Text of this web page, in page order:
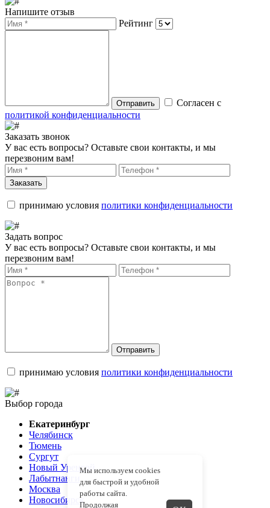
Напишите отзыв
Рейтинг
Отправить
Согласен с
политикой конфиденциальности
Заказать звонок
У вас есть вопросы? Оставьте свои контакты, и мы
перезвоним вам!
Заказать
принимаю условия политики конфиденциальности
Задать вопрос
У вас есть вопросы? Оставьте свои контакты, и мы
перезвоним вам!
Отправить
принимаю условия политики конфиденциальности
Выбор города
Екатеринбург
Челябинск
Тюмень
Сургут
Новый Уренгой
Лабытнанги
Москва
Новосибирск
Мы используем cookies
для быстрой и удобной
работы сайта.
Продолжая